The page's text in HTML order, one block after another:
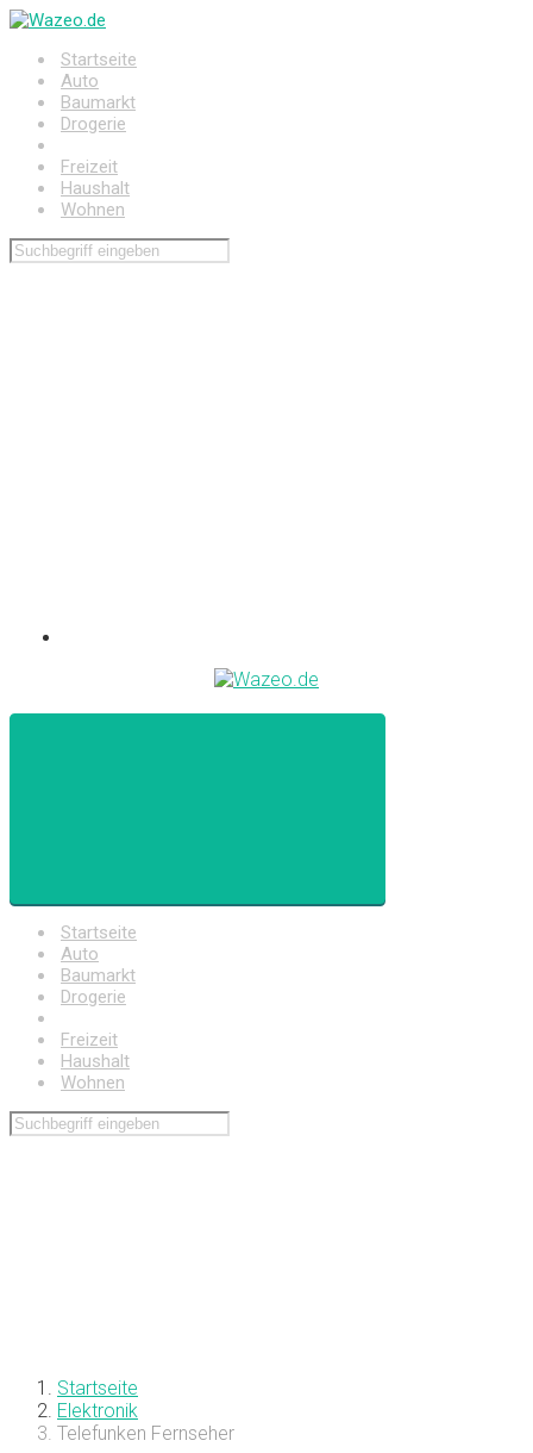
Zum
springenStartseite
Auto
Baumarkt
Drogerie
Freizeit
Haushalt
Wohnen
Startseite
Auto
Baumarkt
Drogerie
Freizeit
Haushalt
Wohnen
Startseite
Elektronik
Telefunken Fernseher